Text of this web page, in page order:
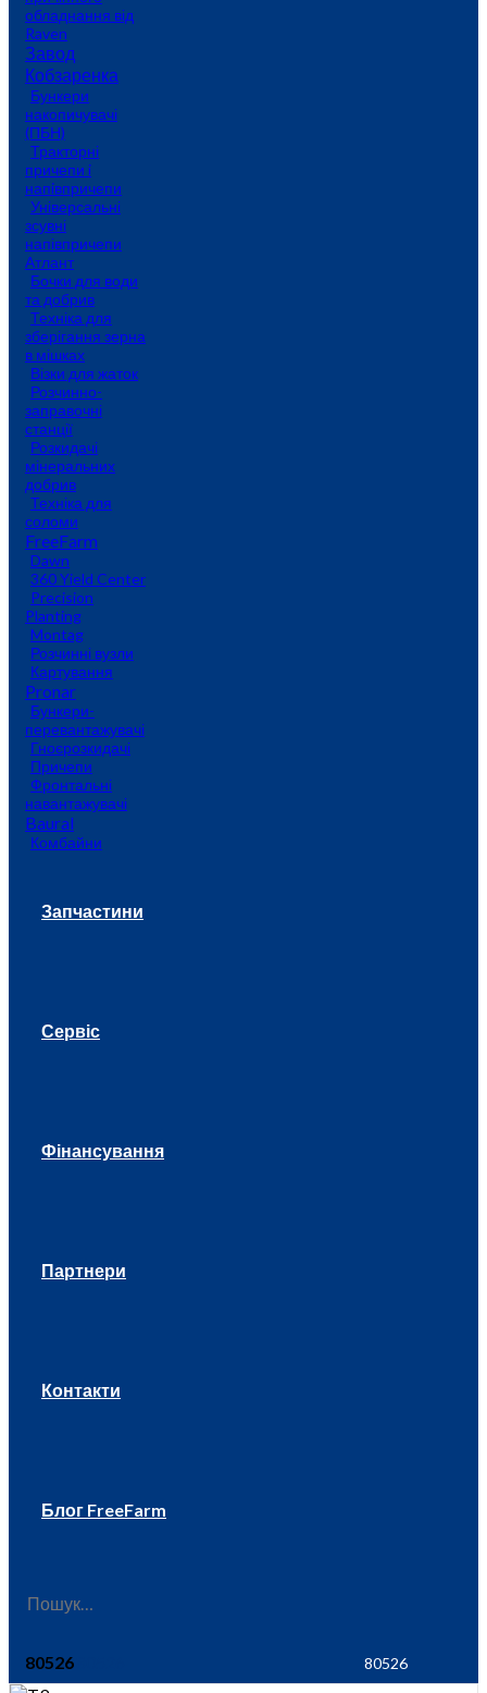
обладнання від
Raven
Завод
Кобзаренка
Бункери
накопичувачі
(ПБН)
Тракторні
причепи i
напiвпричепи
Універсальні
зсувні
напівпричепи
Атлант
Бочки для води
та добрив
Техніка для
зберігання зерна
в мішках
Візки для жаток
Розчинно-
заправочні
станції
Розкидачі
мінеральних
добрив
Техніка для
соломи
FreeFarm
Dawn
360 Yield Center
Precision
Planting
Montag
Розчинні вузли
Картування
Pronar
Бункери-
перевантажувачі
Гноєрозкидачі
Причепи
Фронтальні
навантажувачі
Baural
Комбайни
Запчастини
Сервіс
Фінансування
Партнери
Контакти
Блог FreeFarm
80526